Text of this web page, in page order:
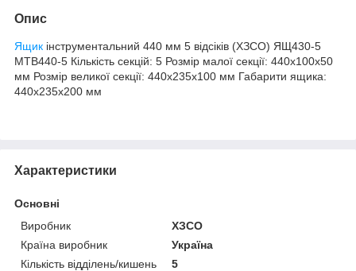
Опис
Ящик інструментальний 440 мм 5 відсіків (ХЗСО) ЯЩ430-5
MTB440-5 Кількість секцій: 5 Розмір малої секції: 440х100х50
мм Розмір великої секції: 440х235х100 мм Габарити ящика:
440x235x200 мм
Характеристики
Основні
Виробник
ХЗСО
Країна виробник
Україна
Кількість відділень/кишень
5